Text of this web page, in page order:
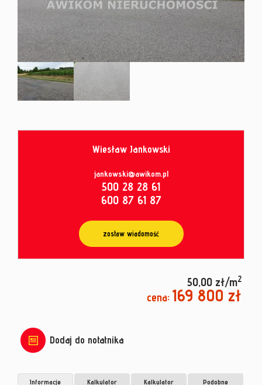
umowy
Wiesław Jankowski
jankowski@awikom.pl
500 28 28 61
600 87 61 87
zostaw wiadomość
50,00 zł/m2
cena: 169 800 zł
Dodaj do notatnika
Informacje
Kalkulator
Kalkulator
Podobne